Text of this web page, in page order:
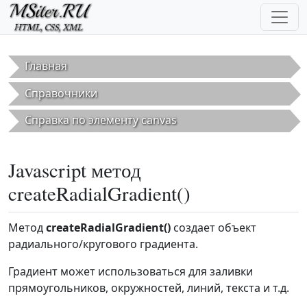
Перейти к основному содержанию
Главная
Справочники
Справка по элементу canvas
Javascript метод
createRadialGradient()
МетодcreateRadialGradient() создает объект
радиального/кругового градиента.
Градиент может использоваться для заливки
прямоугольников, окружностей, линий, текста и т.д.